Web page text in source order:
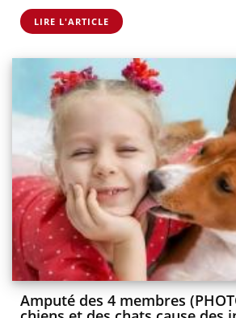
LIRE L'ARTICLE
Amputé des 4 membres